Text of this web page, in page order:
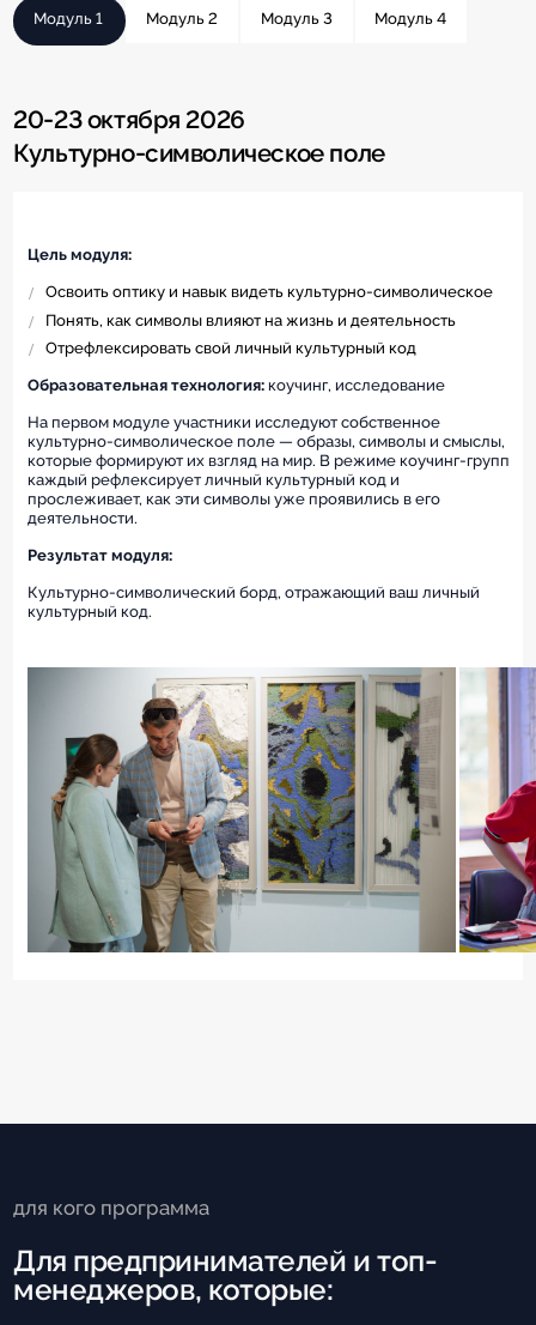
Модуль 1 Модуль 2 Модуль 3 Модуль 4
20-23 октября 2026
Культурно-символическое поле
Цель модуля:
Освоить оптику и навык видеть культурно-символическое
Понять, как символы влияют на жизнь и деятельность
Отрефлексировать свой личный культурный код
Образовательная технология: коучинг, исследование
На первом модуле участники исследуют собственное
культурно-символическое поле — образы, символы и смыслы,
которые формируют их взгляд на мир. В режиме коучинг-групп
каждый рефлексирует личный культурный код и
прослеживает, как эти символы уже проявились в его
деятельности.
Результат модуля:
Культурно-символический борд, отражающий ваш личный
культурный код.
для кого программа
Для предпринимателей и топ-
менеджеров, которые: